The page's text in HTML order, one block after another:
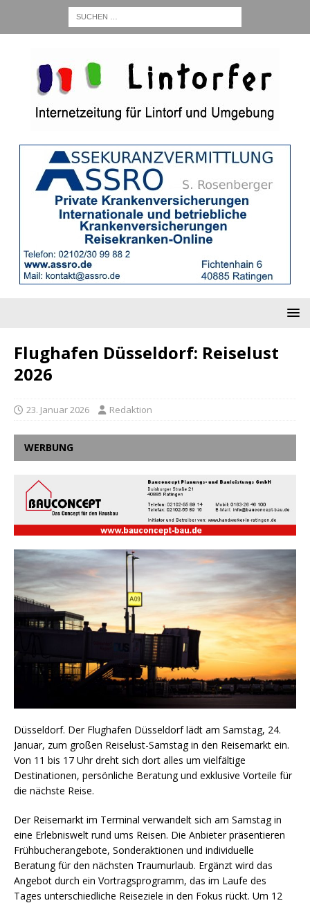
Flughafen Düsseldorf: Reiselust
2026
23. Januar 2026 Redaktion
WERBUNG
Düsseldorf. Der Flughafen Düsseldorf lädt am Samstag, 24.
Januar, zum großen Reiselust-Samstag in den Reisemarkt ein.
Von 11 bis 17 Uhr dreht sich dort alles um vielfältige
Destinationen, persönliche Beratung und exklusive Vorteile für
die nächste Reise.
Der Reisemarkt im Terminal verwandelt sich am Samstag in
eine Erlebniswelt rund ums Reisen. Die Anbieter präsentieren
Frühbucherangebote, Sonderaktionen und individuelle
Beratung für den nächsten Traumurlaub. Ergänzt wird das
Angebot durch ein Vortragsprogramm, das im Laufe des
Tages unterschiedliche Reiseziele in den Fokus rückt. Um 12